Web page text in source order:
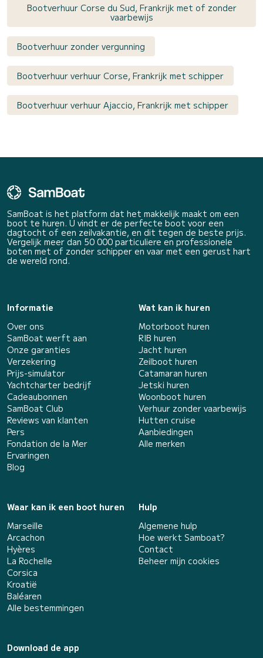
Bootverhuur Corse du Sud, Frankrijk met of zonder
vaarbewijs
Bootverhuur zonder vergunning
Bootverhuur verhuur Corse, Frankrijk met schipper
Bootverhuur verhuur Ajaccio, Frankrijk met schipper
SamBoat is het platform dat het makkelijk maakt om een
boot te huren. U vindt er de perfecte boot voor een
dagtocht of een zeilvakantie, en dit tegen de beste prijs.
Vergelijk meer dan 50 000 particuliere en professionele
boten met of zonder schipper en vaar met een gerust hart
de wereld rond.
Informatie
Over ons
SamBoat werft aan
Onze garanties
Verzekering
Prijs-simulator
Yachtcharter bedrijf
Cadeaubonnen
SamBoat Club
Reviews van klanten
Pers
Fondation de la Mer
Ervaringen
Blog
Wat kan ik huren
Motorboot huren
RIB huren
Jacht huren
Zeilboot huren
Catamaran huren
Jetski huren
Woonboot huren
Verhuur zonder vaarbewijs
Hutten cruise
Aanbiedingen
Alle merken
Waar kan ik een boot huren
Marseille
Arcachon
Hyères
La Rochelle
Corsica
Kroatië
Baléaren
Alle bestemmingen
Hulp
Algemene hulp
Hoe werkt Samboat?
Contact
Beheer mijn cookies
Download de app